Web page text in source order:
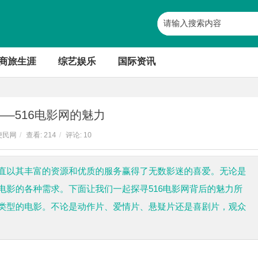
旅生涯 综艺娱乐 国际资讯
电影网的魅力
民网 / 查看: 214 / 评论: 10
以其丰富的资源和优质的服务赢得了无数影迷的喜爱。无论是
的各种需求。下面让我们一起探寻516电影网背后的魅力所
的电影。不论是动作片、爱情片、悬疑片还是喜剧片，观众